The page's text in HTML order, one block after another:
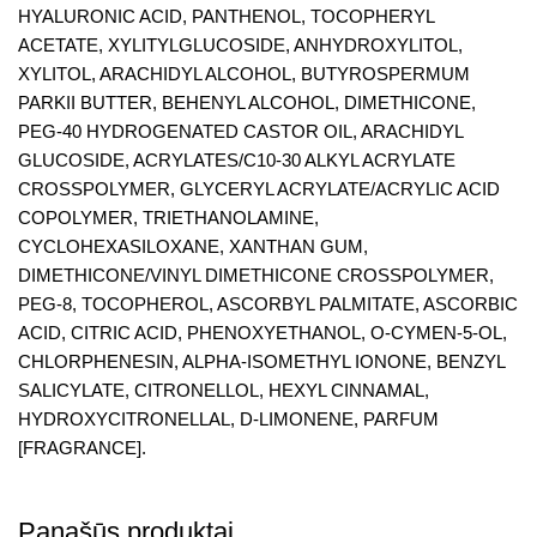
HYALURONIC ACID, PANTHENOL, TOCOPHERYL
ACETATE, XYLITYLGLUCOSIDE, ANHYDROXYLITOL,
XYLITOL, ARACHIDYL ALCOHOL, BUTYROSPERMUM
PARKII BUTTER, BEHENYL ALCOHOL, DIMETHICONE,
PEG-40 HYDROGENATED CASTOR OIL, ARACHIDYL
GLUCOSIDE, ACRYLATES/C10-30 ALKYL ACRYLATE
CROSSPOLYMER, GLYCERYL ACRYLATE/ACRYLIC ACID
COPOLYMER, TRIETHANOLAMINE,
CYCLOHEXASILOXANE, XANTHAN GUM,
DIMETHICONE/VINYL DIMETHICONE CROSSPOLYMER,
PEG-8, TOCOPHEROL, ASCORBYL PALMITATE, ASCORBIC
ACID, CITRIC ACID, PHENOXYETHANOL, O-CYMEN-5-OL,
CHLORPHENESIN, ALPHA-ISOMETHYL IONONE, BENZYL
SALICYLATE, CITRONELLOL, HEXYL CINNAMAL,
HYDROXYCITRONELLAL, D-LIMONENE, PARFUM
[FRAGRANCE].